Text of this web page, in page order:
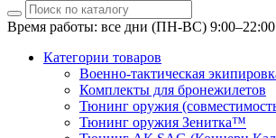
Время работы: все дни (ПН-ВС) 9:00–22:00
Категории товаров
Военно-тактическая
Комплекты для бронежилетов
Тюнинг оружия
Тюнинг оружия Зенитка™